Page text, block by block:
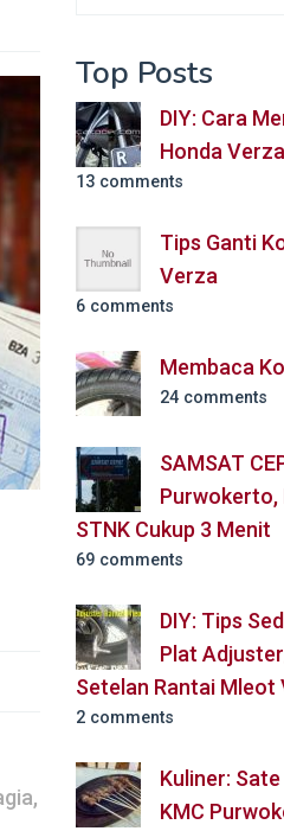
Top Posts
DIY: Cara
Honda Verza
13 comments
Tips Ganti
Verza
6 comments
Membaca
24 comments
SAMSAT
Purwokerto,
STNK Cukup 3 Menit
69 comments
DIY: Tips
Plat
Setelan Rantai Mleot
2 comments
Kuliner:
KMC